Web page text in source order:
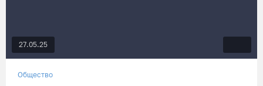
27.05.25
Общество